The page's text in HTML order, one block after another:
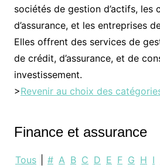
sociétés de gestion d’actifs, les
d’assurance, et les entreprises
Elles offrent des services de
de crédit, d’assurance, et de
investissement.
>Revenir au choix des
Finance et assurance
Tous # A B C D E F G H I